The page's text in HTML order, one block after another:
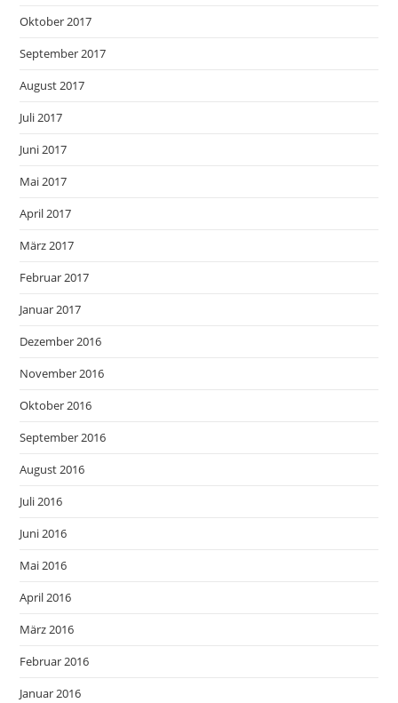
Oktober 2017
September 2017
August 2017
Juli 2017
Juni 2017
Mai 2017
April 2017
März 2017
Februar 2017
Januar 2017
Dezember 2016
November 2016
Oktober 2016
September 2016
August 2016
Juli 2016
Juni 2016
Mai 2016
April 2016
März 2016
Februar 2016
Januar 2016